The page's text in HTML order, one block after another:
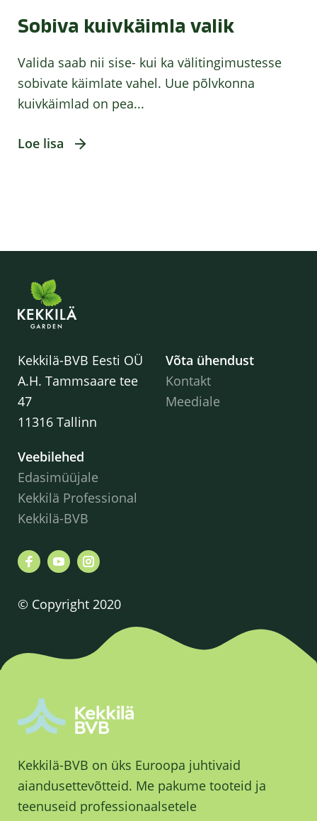
Sobiva kuivkäimla valik
Valida saab nii sise- kui ka välitingimustesse
sobivate käimlate vahel. Uue põlvkonna
kuivkäimlad on pea...
Loe lisa
Kekkilä-BVB Eesti OÜ
A.H. Tammsaare tee
47
11316 Tallinn
Võta ühendust
Kontakt
Meediale
Veebilehed
Edasimüüjale
Kekkilä Professional
Kekkilä-BVB
© Copyright 2020
Kekkilä-BVB on üks Euroopa juhtivaid
aiandusettevõtteid. Me pakume tooteid ja
teenuseid professionaalsetele